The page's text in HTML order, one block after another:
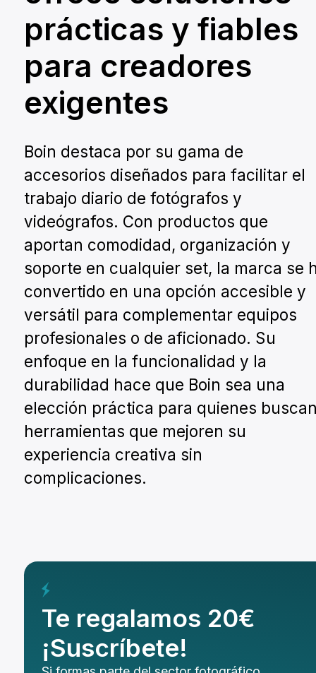
prácticas y fiables
para creadores
exigentes
Boin destaca por su gama de
accesorios diseñados para facilitar el
trabajo diario de fotógrafos y
videógrafos. Con productos que
aportan comodidad, organización y
soporte en cualquier set, la marca se
convertido en una opción accesible y
versátil para complementar equipos
profesionales o de aficionado. Su
enfoque en la funcionalidad y la
durabilidad hace que Boin sea una
elección práctica para quienes
herramientas que mejoren su
experiencia creativa sin
complicaciones.
Te regalamos 20€
¡Suscríbete!